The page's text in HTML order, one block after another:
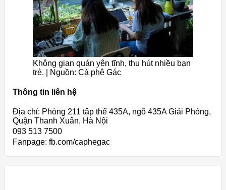
Không gian quán yên tĩnh, thu hút nhiều bạn
trẻ. | Nguồn: Cà phê Gác
Thông tin liên hệ
Địa chỉ: Phòng 211 tập thể 435A, ngõ 435A Giải Phóng,
Quận Thanh Xuân, Hà Nội
093 513 7500
Fanpage: fb.com/caphegac